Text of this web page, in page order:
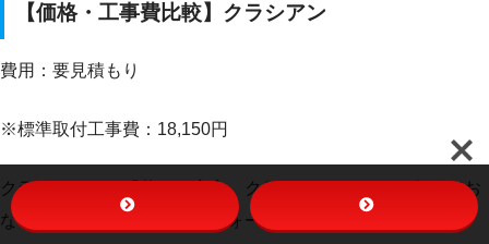
【価格・工事費比較】クラシアン
費用：要見積もり
※標準取付工事費：18,150円
クラシアンは、「暮らし安心、クラシアン」のテレビCMでお
なじみですが、洗面台のリフォームにも対応しています。